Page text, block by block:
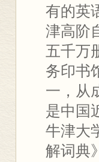
有的英
津高阶
五千万
务印书
一，从
是中国
牛津大
解词典